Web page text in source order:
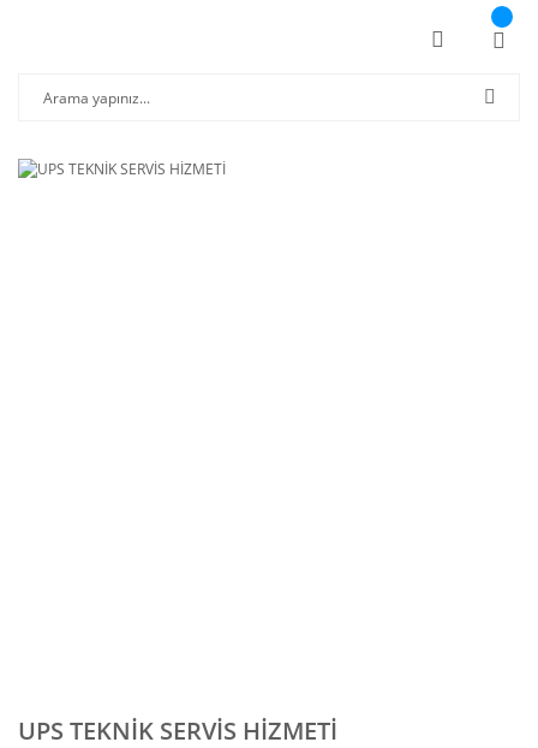
UPS TEKNİK SERVİS HİZMETİ